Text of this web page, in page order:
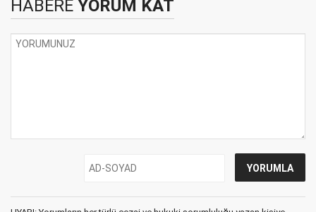
HABERE YORUM KAT